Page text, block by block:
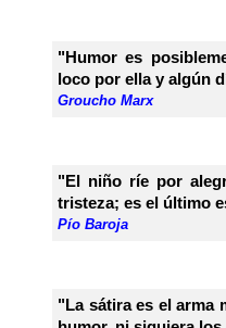
"Humor es
loco por ella y algún
Groucho Marx
"El niño ríe por
tristeza; es el último
Pío Baroja
"La sátira es el arma